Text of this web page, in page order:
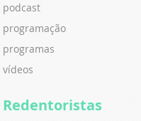
podcast
programação
programas
vídeos
Redentoristas